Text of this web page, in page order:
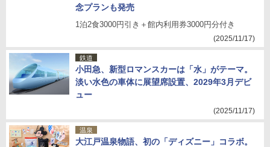
念プランも発売
1泊2食3000円引き＋館内利用券3000円分付き
(2025/11/17)
鉄道
小田急、新型ロマンスカーは「水」がテーマ。
淡い水色の車体に展望席設置、2029年3月デビ
ュー
(2025/11/17)
温泉
大江戸温泉物語、初の「ディズニー」コラボ。